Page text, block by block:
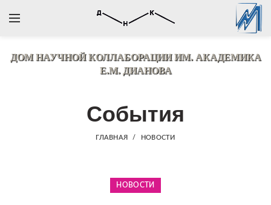
ДОМ НАУЧНОЙ КОЛЛАБОРАЦИИИМ. АКАДЕМИКА
Е.М. ДИАНОВА
События
ГЛАВНАЯ НОВОСТИ
НОВОСТИ